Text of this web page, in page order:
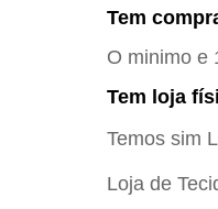
Tem
O minimo e
Tem loja
Temos sim
Loja de